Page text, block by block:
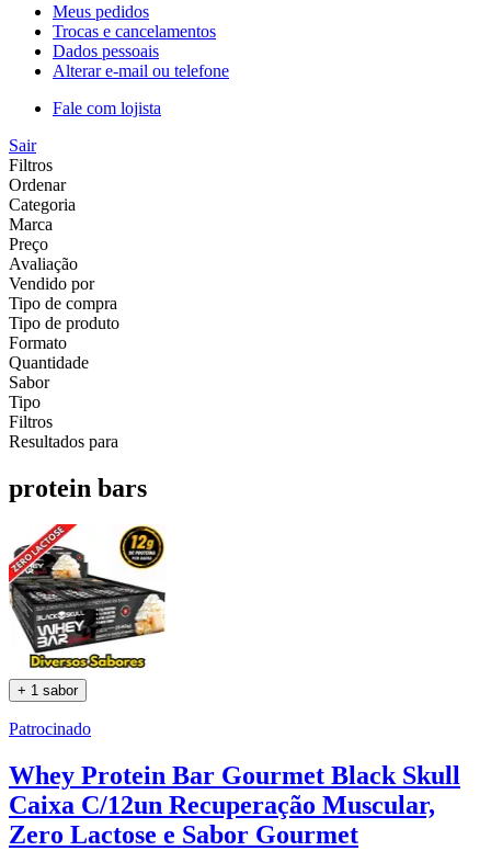
Meus pedidos
Trocas e cancelamentos
Dados pessoais
Alterar e-mail ou telefone
Fale com lojista
Sair
Filtros
Ordenar
Categoria
Marca
Preço
Avaliação
Vendido por
Tipo de compra
Tipo de produto
Formato
Quantidade
Sabor
Tipo
Filtros
Resultados para
protein bars
+ 1 sabor
Patrocinado
Whey Protein Bar Gourmet Black Skull
Caixa C/12un Recuperação Muscular,
Zero Lactose e Sabor Gourmet